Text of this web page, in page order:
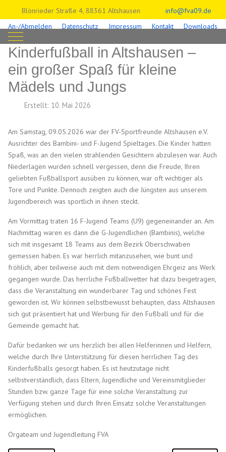
Blönrieder Straße 4, 88361 Altshausen
info@fva09.de
An-/Abmelden
Datenschutz Impressum Kontakt
Downloads
Mobile Menu Toggle
Kinderfußball in Altshausen –
ein großer Spaß für kleine
Mädels und Jungs
Erstellt: 10. Mai 2026
Am Samstag, 09.05.2026 war der FV-Sportfreunde Altshausen e.V.
Ausrichter des Bambini- und F-Jugend Spieltages. Die Kinder hatten
Spaß, was an den vielen strahlenden Gesichtern abzulesen war. Auch
Niederlagen wurden schnell vergessen, denn die Freude, Ihren
geliebten Fußballsport ausüben zu können, war oft wichtiger als
Tore und Punkte. Dennoch zeigten auch die Jüngsten aus unserem
Jugendbereich was sportlich in ihnen steckt.
Am Vormittag traten 16 F-Jugend Teams (U9) gegeneinander an. Am
Nachmittag waren es dann die G-Jugendlichen (Bambinis), welche
sich mit insgesamt 18 Teams aus dem Bezirk Oberschwaben
gemessen haben. Es war herrlich mitanzusehen, wie bunt und
fröhlich, aber teilweise auch mit dem notwendigen Ehrgeiz ans Werk
gegangen wurde. Das herrliche Fußballwetter hat dazu beigetragen,
dass die Veranstaltung ein wunderbarer Tag und schönes Fest
geworden ist. Wir können selbstbewusst behaupten, dass Altshausen
sich gut präsentiert hat und Werbung für den Fußball und für die
Gemeinde gemacht hat.
Dafür bedanken wir uns herzlich bei allen Helferinnen und Helfern,
welche durch Ihre Unterstützung für diesen herrlichen Tag des
Kinderfußballs gesorgt haben. Es ist heutzutage nicht
selbstverständlich, dass Eltern, Jugendliche und Vereinsmitglieder
Stunden bzw. ganze Tage für eine solche Veranstaltung zur
Verfügung stehen und durch Ihren Einsatz solche Veranstaltungen
ermöglichen.
Orgateam und Jugendleitung FVA